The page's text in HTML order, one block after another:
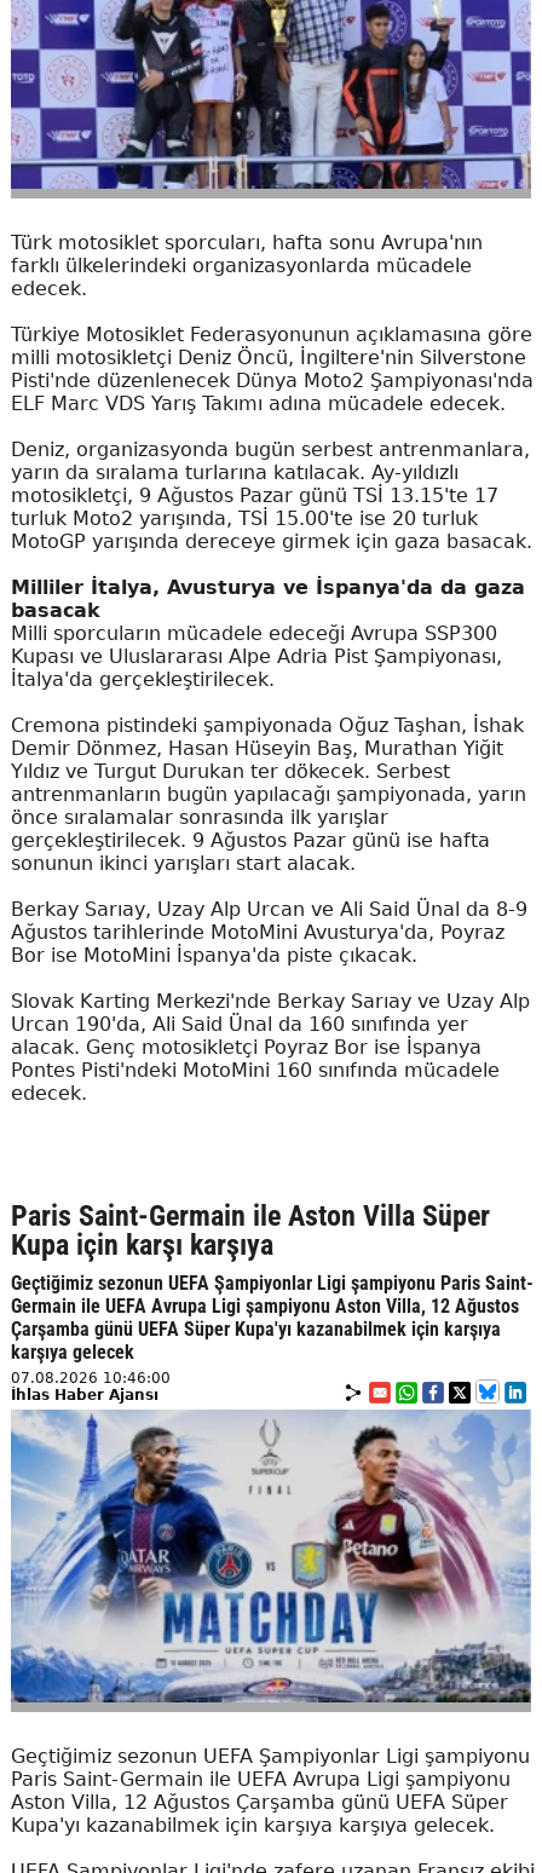
Türk motosiklet sporcuları, hafta sonu Avrupa'nın
farklı ülkelerindeki organizasyonlarda mücadele
edecek.
Türkiye Motosiklet Federasyonunun açıklamasına göre
milli motosikletçi Deniz Öncü, İngiltere'nin Silverstone
Pisti'nde düzenlenecek Dünya Moto2 Şampiyonası'nda
ELF Marc VDS Yarış Takımı adına mücadele edecek.
Deniz, organizasyonda bugün serbest antrenmanlara,
yarın da sıralama turlarına katılacak. Ay-yıldızlı
motosikletçi, 9 Ağustos Pazar günü TSİ 13.15'te 17
turluk Moto2 yarışında, TSİ 15.00'te ise 20 turluk
MotoGP yarışında dereceye girmek için gaza basacak.
Milliler İtalya, Avusturya ve İspanya'da da gaza
basacak
Milli sporcuların mücadele edeceği Avrupa SSP300
Kupası ve Uluslararası Alpe Adria Pist Şampiyonası,
İtalya'da gerçekleştirilecek.
Cremona pistindeki şampiyonada Oğuz Taşhan, İshak
Demir Dönmez, Hasan Hüseyin Baş, Murathan Yiğit
Yıldız ve Turgut Durukan ter dökecek. Serbest
antrenmanların bugün yapılacağı şampiyonada, yarın
önce sıralamalar sonrasında ilk yarışlar
gerçekleştirilecek. 9 Ağustos Pazar günü ise hafta
sonunun ikinci yarışları start alacak.
Berkay Sarıay, Uzay Alp Urcan ve Ali Said Ünal da 8-9
Ağustos tarihlerinde MotoMini Avusturya'da, Poyraz
Bor ise MotoMini İspanya'da piste çıkacak.
Slovak Karting Merkezi'nde Berkay Sarıay ve Uzay Alp
Urcan 190'da, Ali Said Ünal da 160 sınıfında yer
alacak. Genç motosikletçi Poyraz Bor ise İspanya
Pontes Pisti'ndeki MotoMini 160 sınıfında mücadele
edecek.
Paris Saint-Germain ile Aston Villa Süper
Kupa için karşı karşıya
Geçtiğimiz sezonun UEFA Şampiyonlar Ligi şampiyonu Paris Saint-
Germain ile UEFA Avrupa Ligi şampiyonu Aston Villa, 12 Ağustos
Çarşamba günü UEFA Süper Kupa'yı kazanabilmek için karşıya
karşıya gelecek
07.08.2026 10:46:00
İhlas Haber Ajansı
Geçtiğimiz sezonun UEFA Şampiyonlar Ligi şampiyonu
Paris Saint-Germain ile UEFA Avrupa Ligi şampiyonu
Aston Villa, 12 Ağustos Çarşamba günü UEFA Süper
Kupa'yı kazanabilmek için karşıya karşıya gelecek.